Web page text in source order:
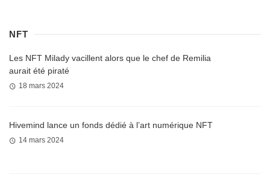
NFT
Les NFT Milady vacillent alors que le chef de Remilia
aurait été piraté
18 mars 2024
Hivemind lance un fonds dédié à l’art numérique NFT
14 mars 2024